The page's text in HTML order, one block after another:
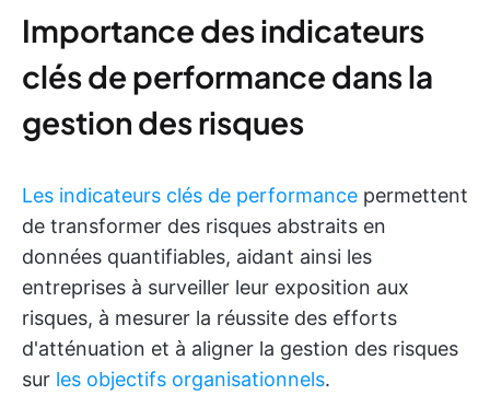
Importance des indicateurs
clés de performance dans la
gestion des risques
Les indicateurs clés de performance permettent
de transformer des risques abstraits en
données quantifiables, aidant ainsi les
entreprises à surveiller leur exposition aux
risques, à mesurer la réussite des efforts
d'atténuation et à aligner la gestion des risques
sur les objectifs organisationnels.